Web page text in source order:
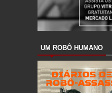
UM ROBÔ HUMANO